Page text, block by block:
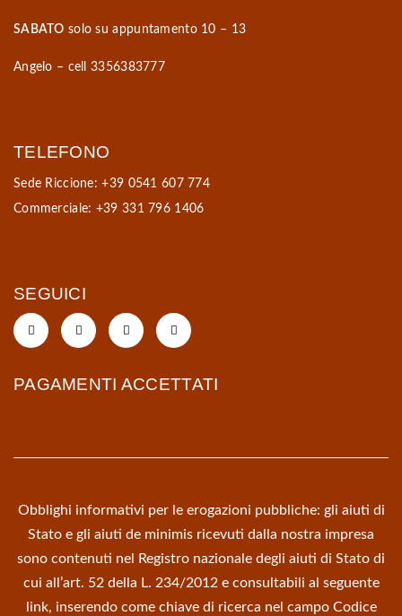
SABATO solo su appuntamento 10 – 13
Angelo – cell 3356383777
TELEFONO
Sede Riccione: +39 0541 607 774
Commerciale: +39 331 796 1406
SEGUICI
PAGAMENTI ACCETTATI
Obblighi informativi per le erogazioni pubbliche: gli aiuti di
Stato e gli aiuti de minimis ricevuti dalla nostra impresa
sono contenuti nel Registro nazionale degli aiuti di Stato di
cui all’art. 52 della L. 234/2012 e consultabili al seguente
link, inserendo come chiave di ricerca nel campo Codice